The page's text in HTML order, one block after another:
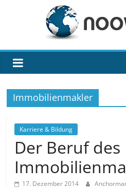
noows.de
Immobilienmakler
Karriere & Bildung
Der Beruf des
17. Dezember 2014